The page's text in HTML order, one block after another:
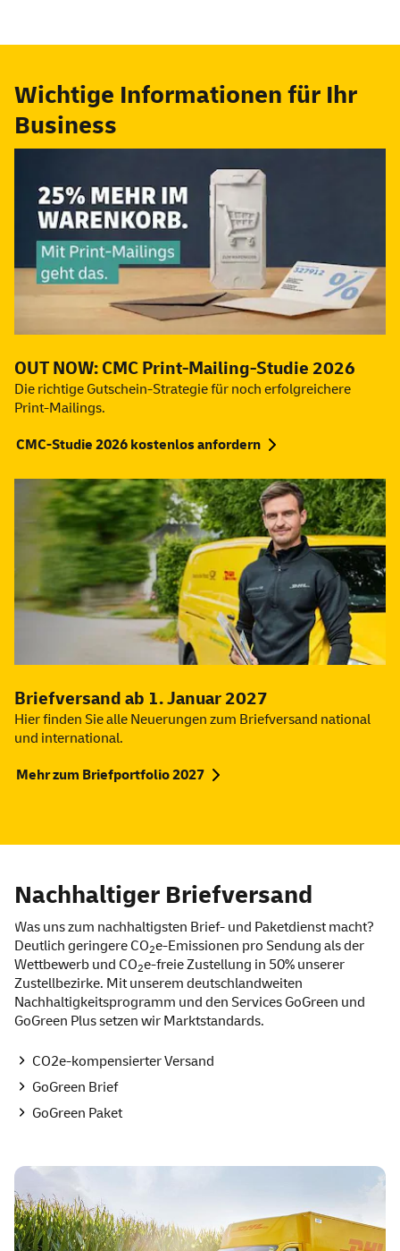
Wichtige Informationen für Ihr
Business
OUT NOW: CMC Print-Mailing-Studie 2026
Die richtige Gutschein-Strategie für noch erfolgreichere
Print-Mailings.
CMC-Studie 2026 kostenlos anfordern
Briefversand ab 1. Januar 2027
Hier finden Sie alle Neuerungen zum Briefversand national
und international.
Mehr zum Briefportfolio 2027
Nachhaltiger Briefversand
Was uns zum nachhaltigsten Brief- und Paketdienst macht?
Deutlich geringere CO2e-Emissionen pro Sendung als der
Wettbewerb und CO2e-freie Zustellung in 50% unserer
Zustellbezirke. Mit unserem deutschlandweiten
Nachhaltigkeitsprogramm und den Services GoGreen und
GoGreen Plus setzen wir Marktstandards.
CO2e-kompensierter Versand
GoGreen Brief
GoGreen Paket